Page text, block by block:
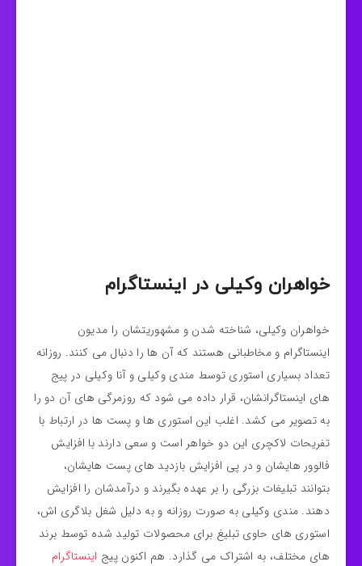
خواهران وکیلی در اینستاگرام
خواهران وکیلی، شناخته شدن و مشهوریتشان را مدیون
اینستاگرام و مخاطبانی هستند که آن ها را دنبال می کنند. روزانه
تعداد بسیاری استوری توسط مندی وکیلی و آنا وکیلی در پیج
های اینستاگرانشان، قرار داده می شود که روزمرگی های آن دو را
به تصویر می کشد. اغلب این استوری ها و پست ها در ارتباط با
تفریحات لاکچری این دو خواهر است و سعی دارند با افزایش
فالوور هایشان و در پی افزایش بازدید های پست هایشان،
بتوانند تبلیغات بزرگی را بر عهده بگیرند و درآمدشان را افزایش
دهند. مندی وکیلی به صورت روزانه و به دلیل شغل بلاگری اش،
استوری های حاوی تبلیغ برای محصولات تولید شده توسط برند
های مختلف، به اشتراک می گذارد. هم اکنون پیج اینستاگرام